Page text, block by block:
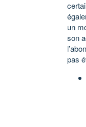
un
son
pas